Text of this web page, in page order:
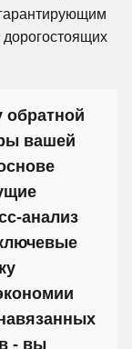
обратной
вашей
анализ
- вы